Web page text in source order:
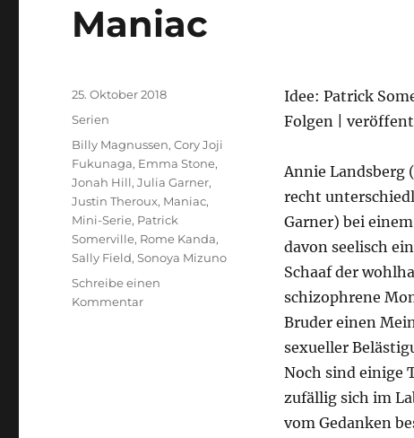
Maniac
Idee: Patrick
Folgen |
Annie Landsberg
recht
Garner) bei
davon seelisch
Schaaf der
schizophrene
Bruder einen
sexueller
Noch sind einige
zufällig sich im
vom Gedanken
Veröffentlicht
25. Oktober 2018
Kategorien
Serien
Schlagwörter
Billy Magnussen,Cory Joji
Fukunaga, Emma Stone,
Jonah Hill,Julia Garner,
Justin Theroux, Maniac,
Mini-Serie, Patrick
Somerville, Rome Kanda,
Sally Field,Sonoya Mizuno
Schreibe einen
Kommentarzu